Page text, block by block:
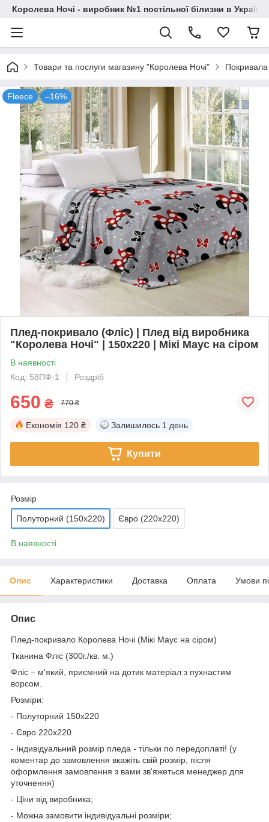
Королева Ночі - виробник №1 постільної білизни в Україні
Товари та послуги магазину "Королева Ночі" Покривала
Fleece –16%
Плед-покривало (Фліс) | Плед від виробника
"Королева Ночі" | 150х220 | Мікі Маус на сіром
В наявності
Код: 58ПФ-1
Роздріб
650 ₴ 770 ₴
Економія 120 ₴ Залишилось 1 день
Купити
Розмір
Полуторний (150х220) Євро (220х220)
В наявності
Опис Характеристики Доставка Оплата Умови
Опис
Плед-покривало Королева Ночі (Мікі Маус на сіром)
Тканина Фліс (300г./кв. м.)
Фліс – м'який, приємний на дотик матеріал з пухнастим
ворсом.
Розміри:
- Полуторний 150х220
- Євро 220х220
- Індивідуальний розмір пледа - тільки по передоплаті! (у
коментар до замовлення вкажіть свій розмір, після
оформлення замовлення з вами зв'яжеться менеджер для
уточнення)
- Ціни від виробника;
- Можна замовити індивідуальні розміри;